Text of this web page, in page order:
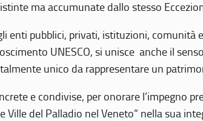
ma accumunate dallo stesso
pubblici, privati, istituzioni, comunità
UNESCO, si unisce anche il
unico da rappresentare un
e condivise, per onorare l’impegno
del Palladio nel Veneto” nella sua